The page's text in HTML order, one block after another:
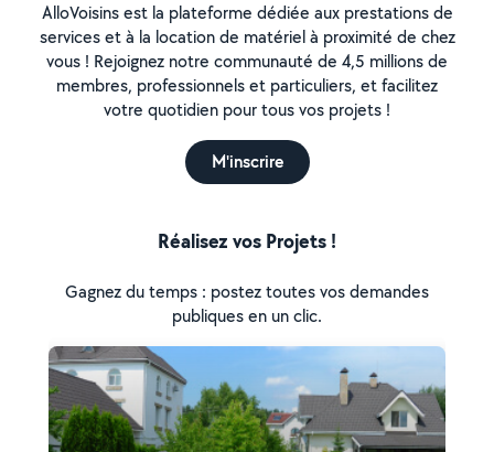
AlloVoisins est la plateforme dédiée aux prestations de
services et à la location de matériel à proximité de chez
vous ! Rejoignez notre communauté de 4,5 millions de
membres, professionnels et particuliers, et facilitez
votre quotidien pour tous vos projets !
M'inscrire
Réalisez vos Projets !
Gagnez du temps : postez toutes vos demandes
publiques en un clic.